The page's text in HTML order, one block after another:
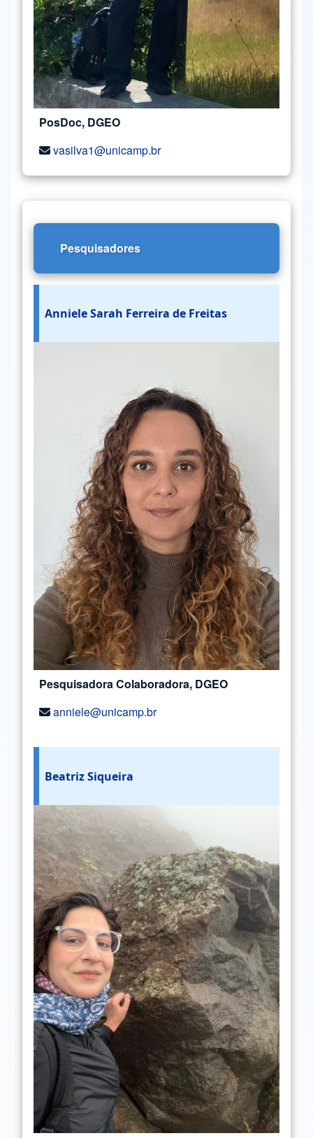
PosDoc, DGEO
vasilva1@unicamp.br
Pesquisadores
Anniele Sarah Ferreira de Freitas
Pesquisadora Colaboradora, DGEO
anniele@unicamp.br
Beatriz Siqueira